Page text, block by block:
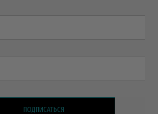
ПОДПИСАТЬСЯ